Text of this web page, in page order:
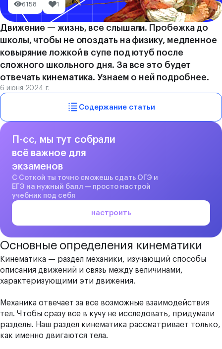
6158 1
Движение — жизнь, все слышали. Пробежка до
школы, чтобы не опоздать на физику, медленное
ковыряние ложкой в супе под ютуб после
сложного школьного дня. За все это будет
отвечать кинематика. Узнаем о ней подробнее.
6 июня 2024 г.
Содержание статьи
П-сс, мы тут собрали
всё важное для
экзаменов
С Соткой ты точно сможешь сдать ОГЭ и
ЕГЭ на нужный балл — просто настрой
учебник под себя
настроить
Основные определения кинематики
Кинематика — раздел механики, изучающий способы
описания движений и связь между величинами,
характеризующими эти движения.
Механика отвечает за все возможные взаимодействия
тел. Чтобы сразу все в кучу не исследовать, придумали
разделы. Наш раздел кинематика рассматривает только,
как именно двигаются тела.